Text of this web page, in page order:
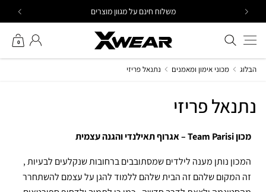
content
משלוח חינם על מגוון מוצרים
חיפוש באתר
0
החשבון שלי
הבלוג מכוני אימון ומאמנים נתנאל פריזי
נתנאל פריזי
מכון Team Parisi – אגרוף תאילנדי והגנה עצמית
המכון נותן מענה לילדים שמסתובבים ברחובות שנקלעים לבעיות ,
זה המקום שלהם זה הבית שלהם ללמוד להגן על עצמם להשתחרר